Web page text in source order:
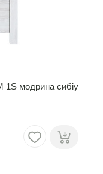
1S модрина сибіу